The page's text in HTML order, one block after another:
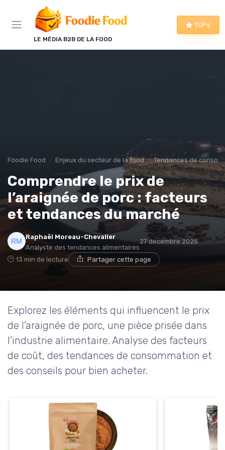
LE MÉDIA B2B DE LA FOOD
TOPs
Foodie Food Enjeux du secteur de la food Tendances de
Comprendre le prix de
l’araignée de porc : facteurs
et tendances du marché
Raphaël Moreau-Chevalier
Analyste des tendances alimentaires
27 décembre 2025
13 min de lecture Partager cette page
Explorez les éléments qui influencent le prix
de l’araignée de porc, une pièce prisée dans
l’industrie alimentaire. Analyse des facteurs
de coût, des tendances de consommation et
des conseils pour bien acheter.
Panneau de gestion des cookies